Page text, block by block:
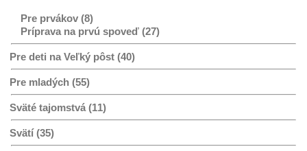
Pre prvákov (8)
Príprava na prvú spoveď (27)
Pre deti na Veľký pôst (40)
Pre mladých (55)
Sväté tajomstvá (11)
Svätí (35)